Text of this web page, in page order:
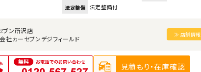
法定整備 法定整備付
ブン所沢店
社カーセブンデジフィールド
≫ 店舗情報
見積もり・在庫確認